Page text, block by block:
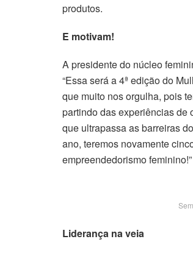
produtos.
E motivam!
A presidente do núcleo
“Essa será a 4ª edição do
que muito nos orgulha, pois
partindo das experiências de
que ultrapassa as barreiras
ano, teremos novamente
empreendedorismo feminino!”
Liderança na veia